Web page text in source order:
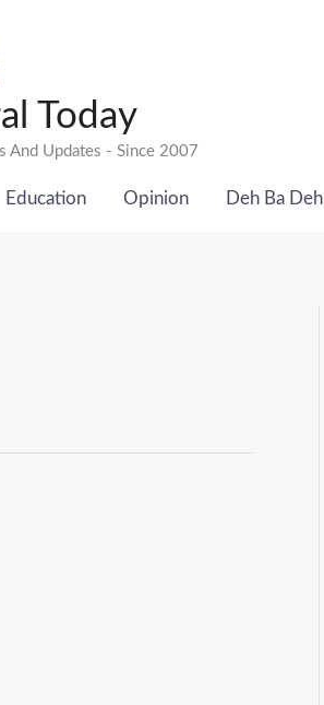
Today
And Updates - Since 2007
Education Opinion Deh Ba Deh